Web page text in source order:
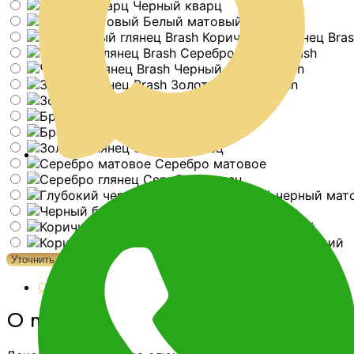
Черный кварц
Белый матовый
Коричневый глянец
Серебро глянец Brash
Черный глянец Brash
Золото глянец Brash
Золото глянец
Серебро матовое
Серебро глянец
Глубокий черный
Коричневый матовый
Коричневый блестящий
Уточнить цену
О товаре
О товаре